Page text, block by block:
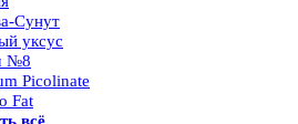
Сунут
уксус
№8
Picolinate
Fat